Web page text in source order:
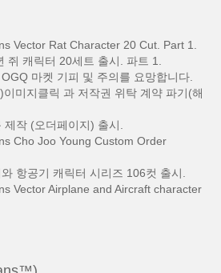
Vector Rat Character 20 Cut. Part 1.
쥐 캐릭터 20세트 출시. 파트 1.
마켓 기피 및 주의를 요망합니다.
미지클릭 과 저작권 위탁 계약 파기(해
작 (오더페이지) 출시.
Cho Joo Young Custom Order
항공기 캐릭터 시리즈 106컷 출시.
Vector Airplane and Aircraft character